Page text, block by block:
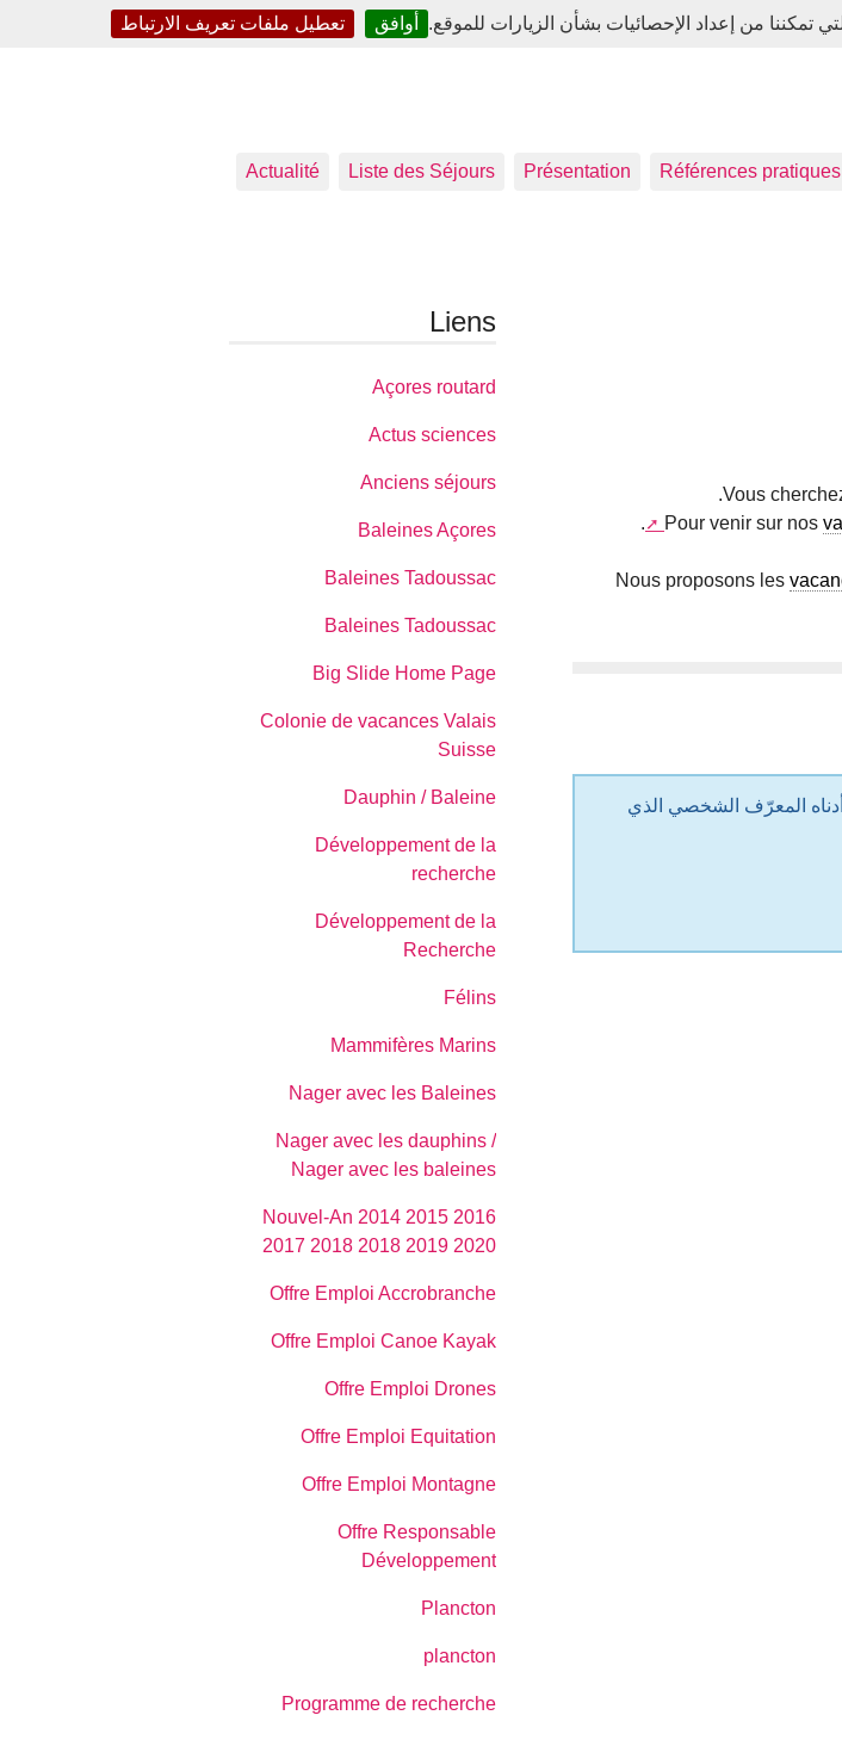
من إعداد الإحصائيات بشأن الزيارات للموقع. أوافق تعطيل ملفات تعريف الارتباط
Références pratiques
Présentation
Liste des Séjours
Actualité
Vous
Pour venir sur nos
.
Nous proposons les
المنتدى، يجب أن تسجل نفسك. الرجاء إدخال أدناه المعرّف الشخصي الذي
Liens
Açores routard
Actus sciences
Anciens séjours
Baleines Açores
Baleines Tadoussac
Baleines Tadoussac
Big Slide Home Page
Colonie de vacances Valais
Suisse
Dauphin / Baleine
Développement de la
recherche
Développement de la
Recherche
Félins
Mammifères Marins
Nager avec les Baleines
Nager avec les dauphins /
Nager avec les baleines
Nouvel-An 2014 2015 2016
2017 2018 2018 2019 2020
Offre Emploi Accrobranche
Offre Emploi Canoe Kayak
Offre Emploi Drones
Offre Emploi Equitation
Offre Emploi Montagne
Offre Responsable
Développement
Plancton
plancton
Programme de recherche